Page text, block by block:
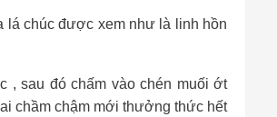
lá chúc được xem như là linh hồn
, sau đó chấm vào chén muối ớt
chầm chậm mới thưởng thức hết